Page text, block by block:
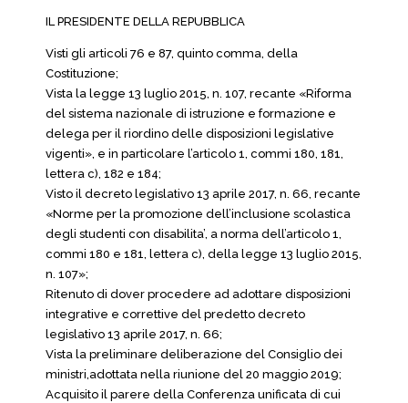
IL PRESIDENTE DELLA REPUBBLICA
Visti gli articoli 76 e 87, quinto comma, della
Costituzione;
Vista la legge 13 luglio 2015, n. 107, recante «Riforma
del sistema nazionale di istruzione e formazione e
delega per il riordino delle disposizioni legislative
vigenti», e in particolare l’articolo 1, commi 180, 181,
lettera c), 182 e 184;
Visto il decreto legislativo 13 aprile 2017, n. 66, recante
«Norme per la promozione dell’inclusione scolastica
degli studenti con disabilita’, a norma dell’articolo 1,
commi 180 e 181, lettera c), della legge 13 luglio 2015,
n. 107»;
Ritenuto di dover procedere ad adottare disposizioni
integrative e correttive del predetto decreto
legislativo 13 aprile 2017, n. 66;
Vista la preliminare deliberazione del Consiglio dei
ministri,adottata nella riunione del 20 maggio 2019;
Acquisito il parere della Conferenza unificata di cui